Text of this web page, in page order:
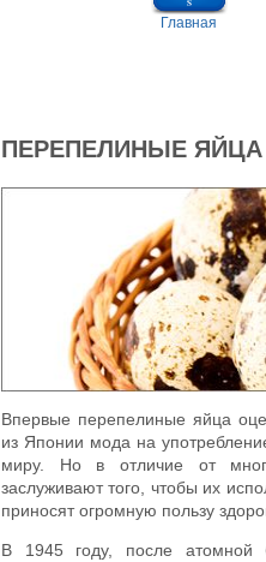
Главная
ПЕРЕПЕЛИНЫЕ
Впервые перепелиные яйца
из Японии мода на
миру. Но в отличие от
заслуживают того, чтобы их
приносят огромную пользу
В 1945 году, после атомной